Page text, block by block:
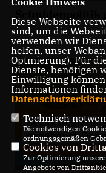
Schuldenpolitik
Diese Webseite
sind, um die
verwenden wir
helfen, unser
Optmierung). Für
Dienste, benötigen
Einwilligung
Informationen
Technisch
Die notwendigen
ordnungsgemäßen
Cookies von
Zur Optimierung
Angebote von